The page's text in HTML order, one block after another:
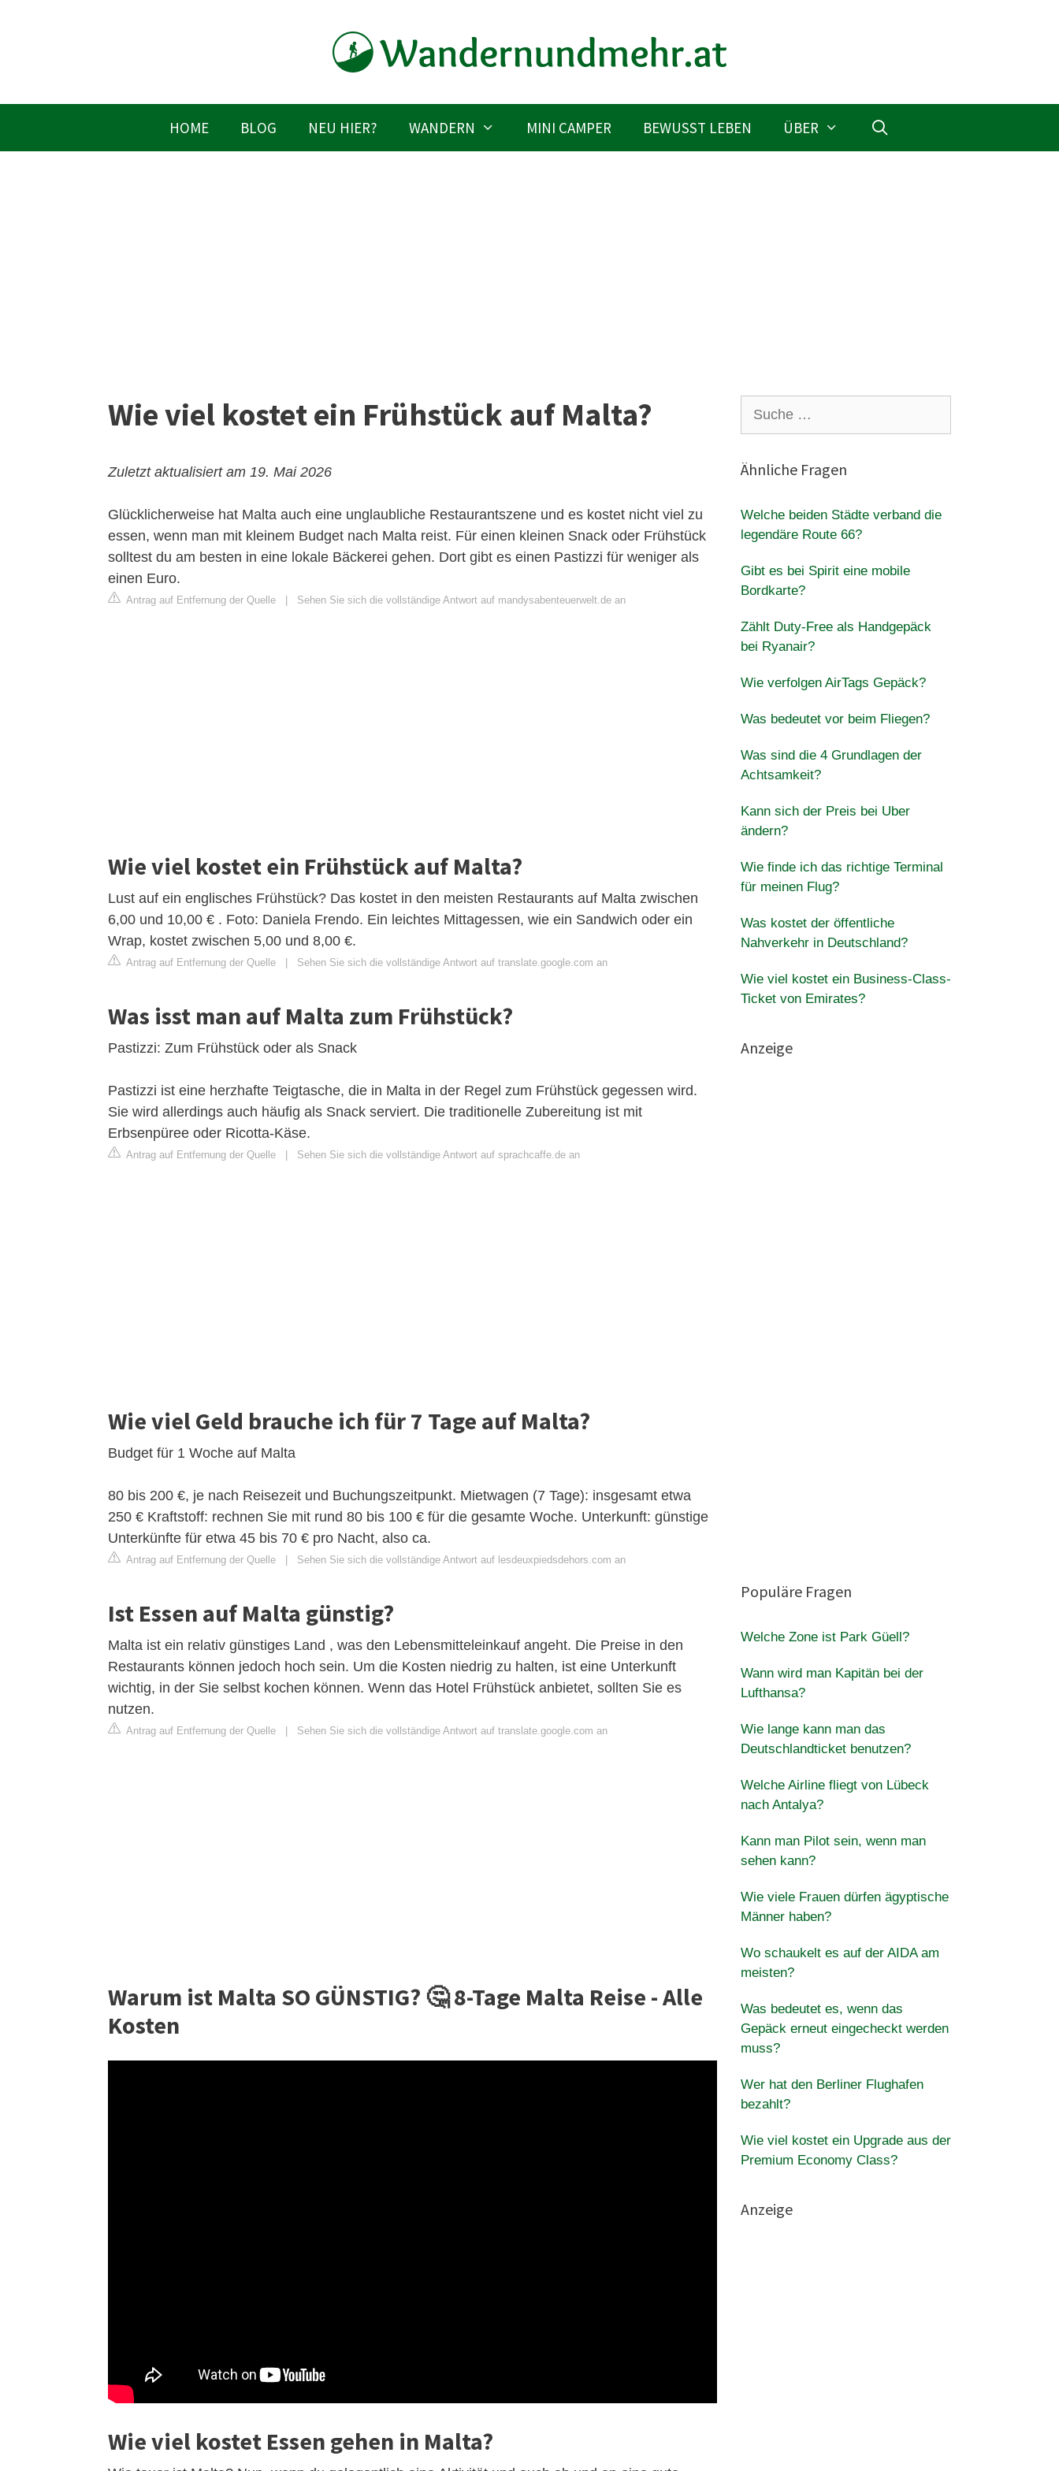
HOME BLOG NEU HIER? WANDERN MINI CAMPER BEWUSST LEBEN ÜBER
Wie viel kostet ein Frühstück auf Malta?
Zuletzt aktualisiert am 19. Mai 2026
Glücklicherweise hat Malta auch eine unglaubliche Restaurantszene und es kostet nicht viel zu
essen, wenn man mit kleinem Budget nach Malta reist. Für einen kleinen Snack oder Frühstück
solltest du am besten in eine lokale Bäckerei gehen. Dort gibt es einen Pastizzi für weniger als
einen Euro.
Antrag auf Entfernung der Quelle Sehen Sie sich die vollständige Antwort auf mandysabenteuerwelt.de an
Wie viel kostet ein Frühstück auf Malta?
Lust auf ein englisches Frühstück? Das kostet in den meisten Restaurants auf Malta zwischen
6,00 und 10,00 € . Foto: Daniela Frendo. Ein leichtes Mittagessen, wie ein Sandwich oder ein
Wrap, kostet zwischen 5,00 und 8,00 €.
Antrag auf Entfernung der Quelle Sehen Sie sich die vollständige Antwort auf translate.google.com an
Was isst man auf Malta zum Frühstück?
Pastizzi: Zum Frühstück oder als Snack
Pastizzi ist eine herzhafte Teigtasche, die in Malta in der Regel zum Frühstück gegessen wird.
Sie wird allerdings auch häufig als Snack serviert. Die traditionelle Zubereitung ist mit
Erbsenpüree oder Ricotta-Käse.
Antrag auf Entfernung der Quelle Sehen Sie sich die vollständige Antwort auf sprachcaffe.de an
Wie viel Geld brauche ich für 7 Tage auf Malta?
Budget für 1 Woche auf Malta
80 bis 200 €, je nach Reisezeit und Buchungszeitpunkt. Mietwagen (7 Tage): insgesamt etwa
250 € Kraftstoff: rechnen Sie mit rund 80 bis 100 € für die gesamte Woche. Unterkunft: günstige
Unterkünfte für etwa 45 bis 70 € pro Nacht, also ca.
Antrag auf Entfernung der Quelle Sehen Sie sich die vollständige Antwort auf lesdeuxpiedsdehors.com an
Ist Essen auf Malta günstig?
Malta ist ein relativ günstiges Land , was den Lebensmitteleinkauf angeht. Die Preise in den
Restaurants können jedoch hoch sein. Um die Kosten niedrig zu halten, ist eine Unterkunft
wichtig, in der Sie selbst kochen können. Wenn das Hotel Frühstück anbietet, sollten Sie es
nutzen.
Antrag auf Entfernung der Quelle Sehen Sie sich die vollständige Antwort auf translate.google.com an
Warum ist Malta SO GÜNSTIG? 🤔 8-Tage Malta Reise - Alle
Kosten
Wie viel kostet Essen gehen in Malta?
nach:
Ähnliche Fragen
Welche beiden Städte verband die
legendäre Route 66?
Gibt es bei Spirit eine mobile
Bordkarte?
Zählt Duty-Free als Handgepäck
bei Ryanair?
Wie verfolgen AirTags Gepäck?
Was bedeutet vor beim Fliegen?
Was sind die 4 Grundlagen der
Achtsamkeit?
Kann sich der Preis bei Uber
ändern?
Wie finde ich das richtige Terminal
für meinen Flug?
Was kostet der öffentliche
Nahverkehr in Deutschland?
Wie viel kostet ein Business-Class-
Ticket von Emirates?
Anzeige
Populäre Fragen
Welche Zone ist Park Güell?
Wann wird man Kapitän bei der
Lufthansa?
Wie lange kann man das
Deutschlandticket benutzen?
Welche Airline fliegt von Lübeck
nach Antalya?
Kann man Pilot sein, wenn man
sehen kann?
Wie viele Frauen dürfen ägyptische
Männer haben?
Wo schaukelt es auf der AIDA am
meisten?
Was bedeutet es, wenn das
Gepäck erneut eingecheckt werden
muss?
Wer hat den Berliner Flughafen
bezahlt?
Wie viel kostet ein Upgrade aus der
Premium Economy Class?
Anzeige